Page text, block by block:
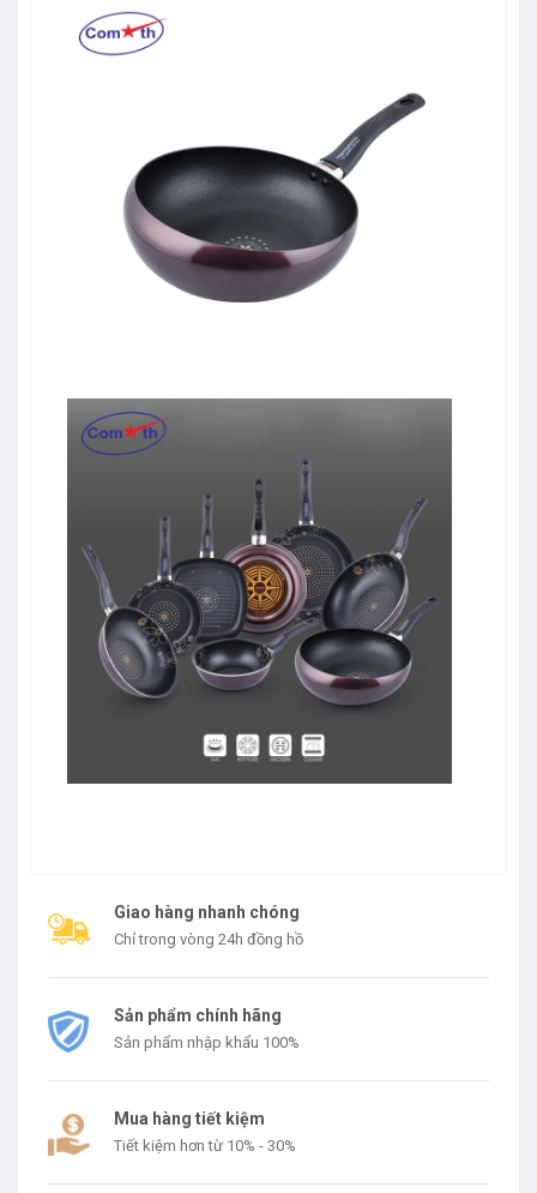
Giao hàng nhanh chóng
Chỉ trong vòng 24h đồng hồ
Sản phẩm chính hãng
Sản phẩm nhập khẩu 100%
Mua hàng tiết kiệm
Tiết kiệm hơn từ 10% - 30%